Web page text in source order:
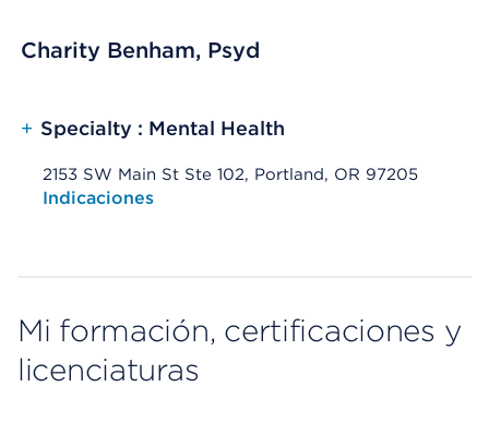
Charity Benham, Psyd
+ Specialty : Mental Health
2153 SW Main St Ste 102, Portland, OR 97205
Opens native map application on mobile devices
Indicaciones
Mi formación, certificaciones y
licenciaturas